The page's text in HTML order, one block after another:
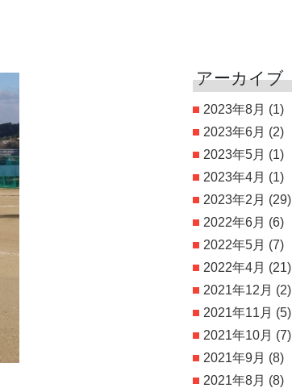
アーカイブ
2023年8月 (1)
2023年6月 (2)
2023年5月 (1)
2023年4月 (1)
2023年2月 (29)
2022年6月 (6)
2022年5月 (7)
2022年4月 (21)
2021年12月 (2)
2021年11月 (5)
2021年10月 (7)
2021年9月 (8)
2021年8月 (8)